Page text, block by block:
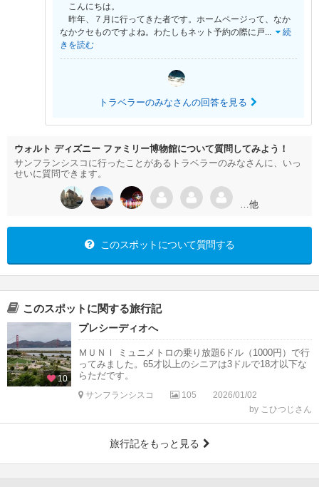
こんにちは。
昨年、７月に行ってきた者です。ホームページって、なか
なかクセものですよね。わたしもネット予約の際に戸...
続
きを読む
トラベラーのみなさんの回答を見る
ウォルト ディズニー ファミリー博物館について質問してみよう！
サンフランシスコに行ったことがあるトラベラーのみなさんに、いっ
せいに質問できます。
…他
このスポットについて質問する
このスポットに関する旅行記
10
プレシーディオへ
ＭＵＮＩ ミュニメトロの乗り放題6ドル（1000円）で行
ってみました。65才以上のシニアは3ドルで18才以下な
らただです。
サンフランシスコ 105
2026/01/02
by こひつじさん
旅行記をもっと見る